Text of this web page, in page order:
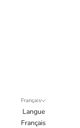
Français
Langue
Français